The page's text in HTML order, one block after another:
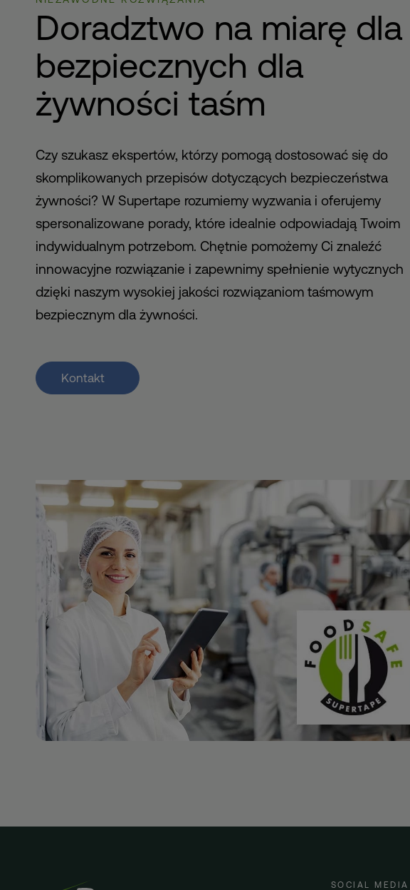
Doradztwo na miarę dla
bezpiecznych dla
żywności taśm
Czy szukasz ekspertów, którzy pomogą dostosować się do
skomplikowanych przepisów dotyczących bezpieczeństwa
żywności? W Supertape rozumiemy wyzwania i oferujemy
spersonalizowane porady, które idealnie odpowiadają Twoim
indywidualnym potrzebom. Chętnie pomożemy Ci znaleźć
innowacyjne rozwiązanie i zapewnimy spełnienie wytycznych
dzięki naszym wysokiej jakości rozwiązaniom taśmowym
bezpiecznym dla żywności.
Kontakt
SOCIAL MEDIA